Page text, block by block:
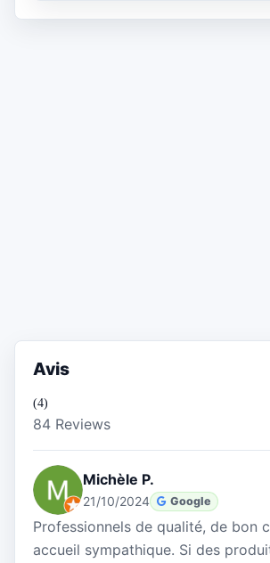
Avis
(4)
84 Reviews
Michèle P.
21/10/2024 Google
Professionnels de qualité, de bon
accueil sympathique. Si des